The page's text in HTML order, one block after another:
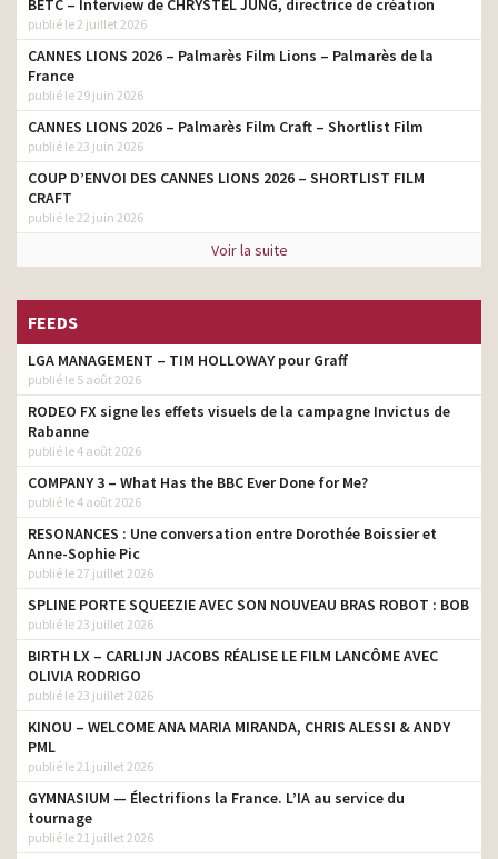
BETC – Interview de CHRYSTEL JUNG, directrice de création
publié le 2 juillet 2026
CANNES LIONS 2026 – Palmarès Film Lions – Palmarès de la
France
publié le 29 juin 2026
CANNES LIONS 2026 – Palmarès Film Craft – Shortlist Film
publié le 23 juin 2026
COUP D’ENVOI DES CANNES LIONS 2026 – SHORTLIST FILM
CRAFT
publié le 22 juin 2026
Voir la suite
FEEDS
LGA MANAGEMENT – TIM HOLLOWAY pour Graff
publié le 5 août 2026
RODEO FX signe les effets visuels de la campagne Invictus de
Rabanne
publié le 4 août 2026
COMPANY 3 – What Has the BBC Ever Done for Me?
publié le 4 août 2026
RESONANCES : Une conversation entre Dorothée Boissier et
Anne-Sophie Pic
publié le 27 juillet 2026
SPLINE PORTE SQUEEZIE AVEC SON NOUVEAU BRAS ROBOT : BOB
publié le 23 juillet 2026
BIRTH LX – CARLIJN JACOBS RÉALISE LE FILM LANCÔME AVEC
OLIVIA RODRIGO
publié le 23 juillet 2026
KINOU – WELCOME ANA MARIA MIRANDA, CHRIS ALESSI & ANDY
PML
publié le 21 juillet 2026
GYMNASIUM — Électrifions la France. L’IA au service du
tournage
publié le 21 juillet 2026